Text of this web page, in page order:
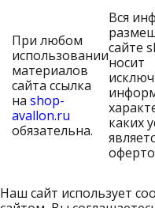
При любом
использовании
материалов
сайта ссылка
на shop-
avallon.ru
обязательна.
Вся
сайте
носит
каких
Наш сайт использует